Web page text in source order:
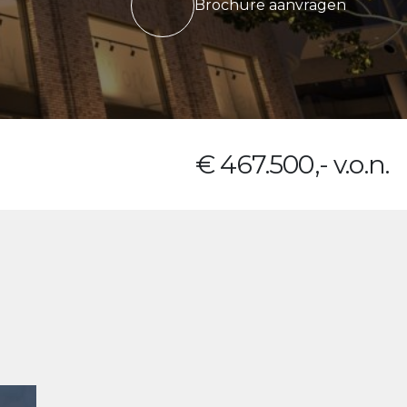
Brochure aanvragen
€ 467.500,- v.o.n.